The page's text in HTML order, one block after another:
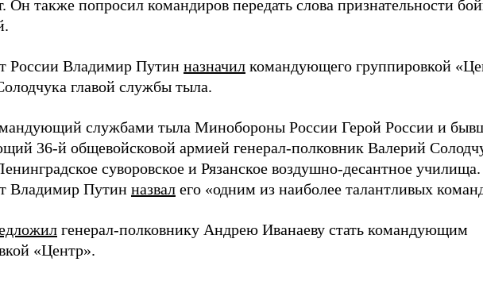
Он также попросил командиров передать слова признательности
России Владимир Путин назначил командующего группировкой
главой службы тыла.
службами тыла Минобороны России Герой России и
36-й общевойсковой армией генерал-полковник Валерий
суворовское и Рязанское воздушно-десантное училища.
Владимир Путин назвал его «одним из наиболее талантливых
генерал-полковнику Андрею Иванаеву стать командующим
«Центр».